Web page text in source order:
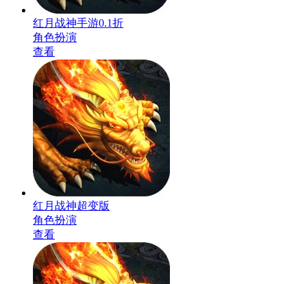
红月战神手游0.1折
角色扮演
查看
红月战神超变版
角色扮演
查看